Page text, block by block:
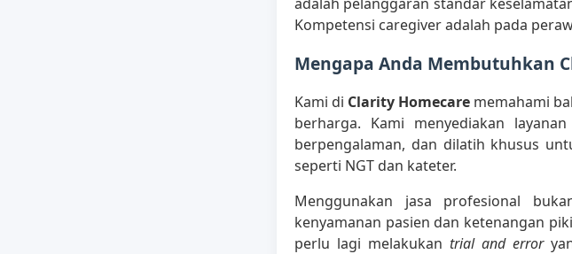
Kompetensi caregiver adalah pada
Mengapa Anda Membutuhkan
Kami di Clarity Homecare memahami
berharga. Kami menyediakan
berpengalaman, dan dilatih khusus
seperti NGT dan kateter.
Menggunakan jasa profesional
kenyamanan pasien dan ketenangan
perlu lagi melakukan trial and error